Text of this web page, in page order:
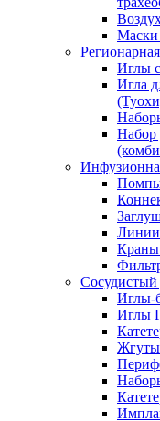
Маски
Иглы
Игла
Набор
Краны
Сосудистый
Иглы-
Иглы
Жгуты